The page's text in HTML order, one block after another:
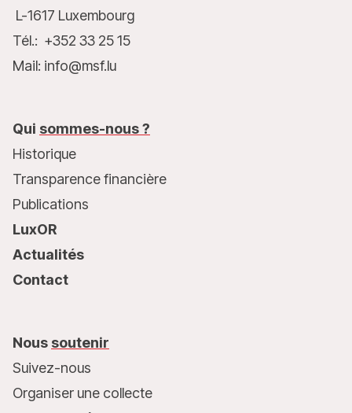
L-1617 Luxembourg
Tél.: +352 33 25 15
Mail: info@msf.lu
Qui sommes-nous ?
Historique
Transparence financière
Publications
LuxOR
Actualités
Contact
Nous soutenir
Suivez-nous
Organiser une collecte